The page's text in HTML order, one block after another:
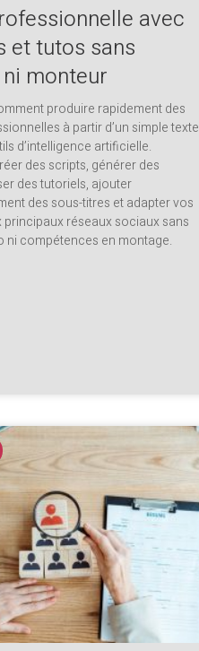
avec
et tutos sans
monteur
produire rapidement des
à partir d’un simple texte
d’intelligence artificielle.
des scripts, générer des
des tutoriels, ajouter
des sous-titres et adapter vos
réseaux sociaux sans
ni compétences en montage.